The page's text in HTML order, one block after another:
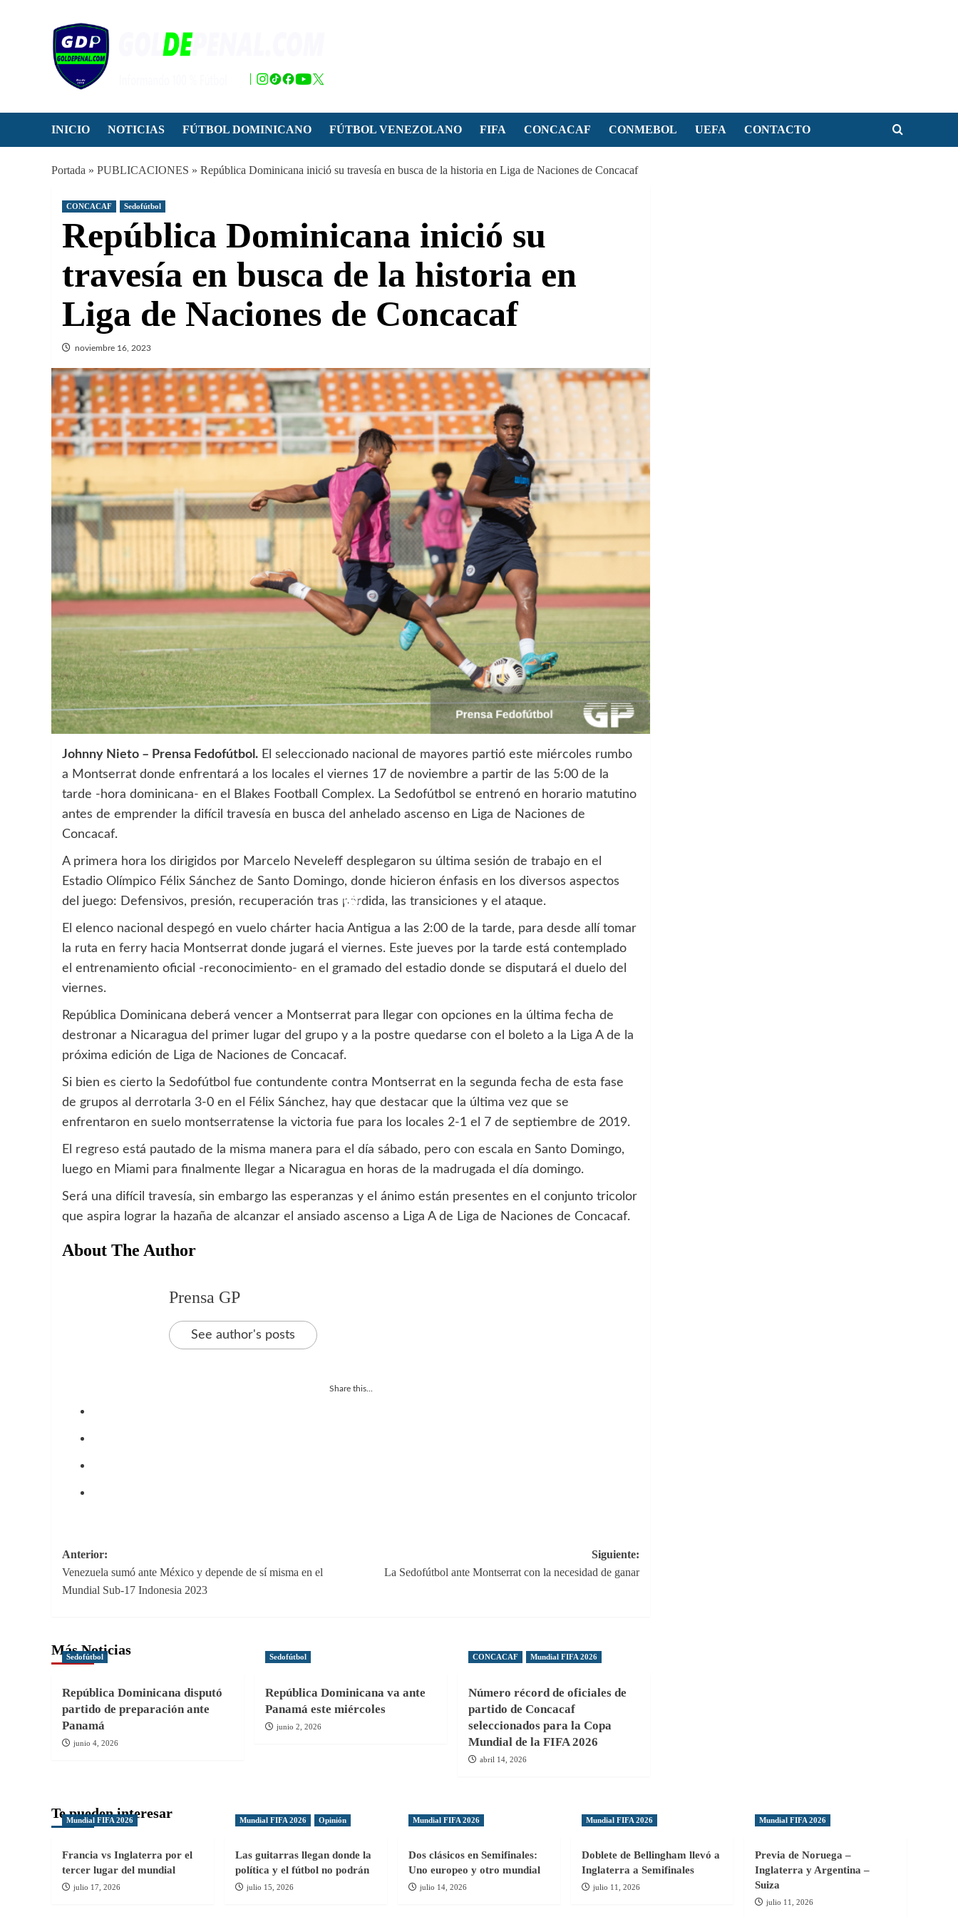
INICIO NOTICIAS FÚTBOL DOMINICANO FÚTBOL VENEZOLANO FIFA CONCACAF CONMEBOL UEFA CONTACTO
Portada » PUBLICACIONES » República Dominicana inició su travesía en busca de la historia en Liga de Naciones de Concacaf
CONCACAF Sedofútbol
República Dominicana inició su
travesía en busca de la historia en
Liga de Naciones de Concacaf
noviembre 16, 2023
Johnny Nieto – Prensa Fedofútbol. El seleccionado nacional de mayores partió este miércoles rumbo
a Montserrat donde enfrentará a los locales el viernes 17 de noviembre a partir de las 5:00 de la
tarde -hora dominicana- en el Blakes Football Complex. La Sedofútbol se entrenó en horario matutino
antes de emprender la difícil travesía en busca del anhelado ascenso en Liga de Naciones de
Concacaf.
A primera hora los dirigidos por Marcelo Neveleff desplegaron su última sesión de trabajo en el
Estadio Olímpico Félix Sánchez de Santo Domingo, donde hicieron énfasis en los diversos aspectos
del juego: Defensivos, presión, recuperación tras pérdida, las transiciones y el ataque.
El elenco nacional despegó en vuelo chárter hacia Antigua a las 2:00 de la tarde, para desde allí tomar
la ruta en ferry hacia Montserrat donde jugará el viernes. Este jueves por la tarde está contemplado
el entrenamiento oficial -reconocimiento- en el gramado del estadio donde se disputará el duelo del
viernes.
República Dominicana deberá vencer a Montserrat para llegar con opciones en la última fecha de
destronar a Nicaragua del primer lugar del grupo y a la postre quedarse con el boleto a la Liga A de la
próxima edición de Liga de Naciones de Concacaf.
Si bien es cierto la Sedofútbol fue contundente contra Montserrat en la segunda fecha de esta fase
de grupos al derrotarla 3-0 en el Félix Sánchez, hay que destacar que la última vez que se
enfrentaron en suelo montserratense la victoria fue para los locales 2-1 el 7 de septiembre de 2019.
El regreso está pautado de la misma manera para el día sábado, pero con escala en Santo Domingo,
luego en Miami para finalmente llegar a Nicaragua en horas de la madrugada el día domingo.
Será una difícil travesía, sin embargo las esperanzas y el ánimo están presentes en el conjunto tricolor
que aspira lograr la hazaña de alcanzar el ansiado ascenso a Liga A de Liga de Naciones de Concacaf.
About The Author
Prensa GP
See author's posts
Share this...
Navegación
de
Anterior:
Venezuela sumó ante México y depende de sí misma en el
Mundial Sub-17 Indonesia 2023
Siguiente:
La Sedofútbol ante Montserrat con la necesidad de ganar
Más Noticias
Sedofútbol
República Dominicana disputó
partido de preparación ante
Panamá
junio 4, 2026
Sedofútbol
República Dominicana va ante
Panamá este miércoles
junio 2, 2026
CONCACAF Mundial FIFA 2026
Número récord de oficiales de
partido de Concacaf
seleccionados para la Copa
Mundial de la FIFA 2026
abril 14, 2026
Te pueden interesar
Mundial FIFA 2026
Francia vs Inglaterra por el
tercer lugar del mundial
julio 17, 2026
Mundial FIFA 2026 Opinión
Las guitarras llegan donde la
política y el fútbol no podrán
julio 15, 2026
Mundial FIFA 2026
Dos clásicos en Semifinales:
Uno europeo y otro mundial
julio 14, 2026
Mundial FIFA 2026
Doblete de Bellingham llevó a
Inglaterra a Semifinales
julio 11, 2026
Mundial FIFA 2026
Previa de Noruega –
Inglaterra y Argentina –
Suiza
julio 11, 2026